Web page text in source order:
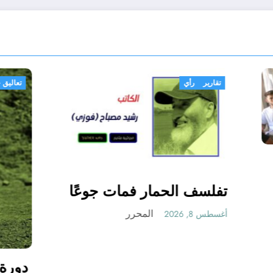
التربص الوطني لمسعفي
الأندية والفرق الرياضية
الإنقلاب